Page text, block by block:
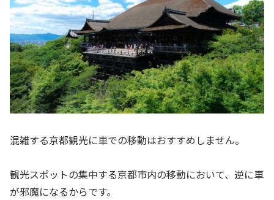
混雑する京都観光に車での移動はおすすめしません。
観光スポットの集中する京都市内の移動において、逆に車
が邪魔になるからです。